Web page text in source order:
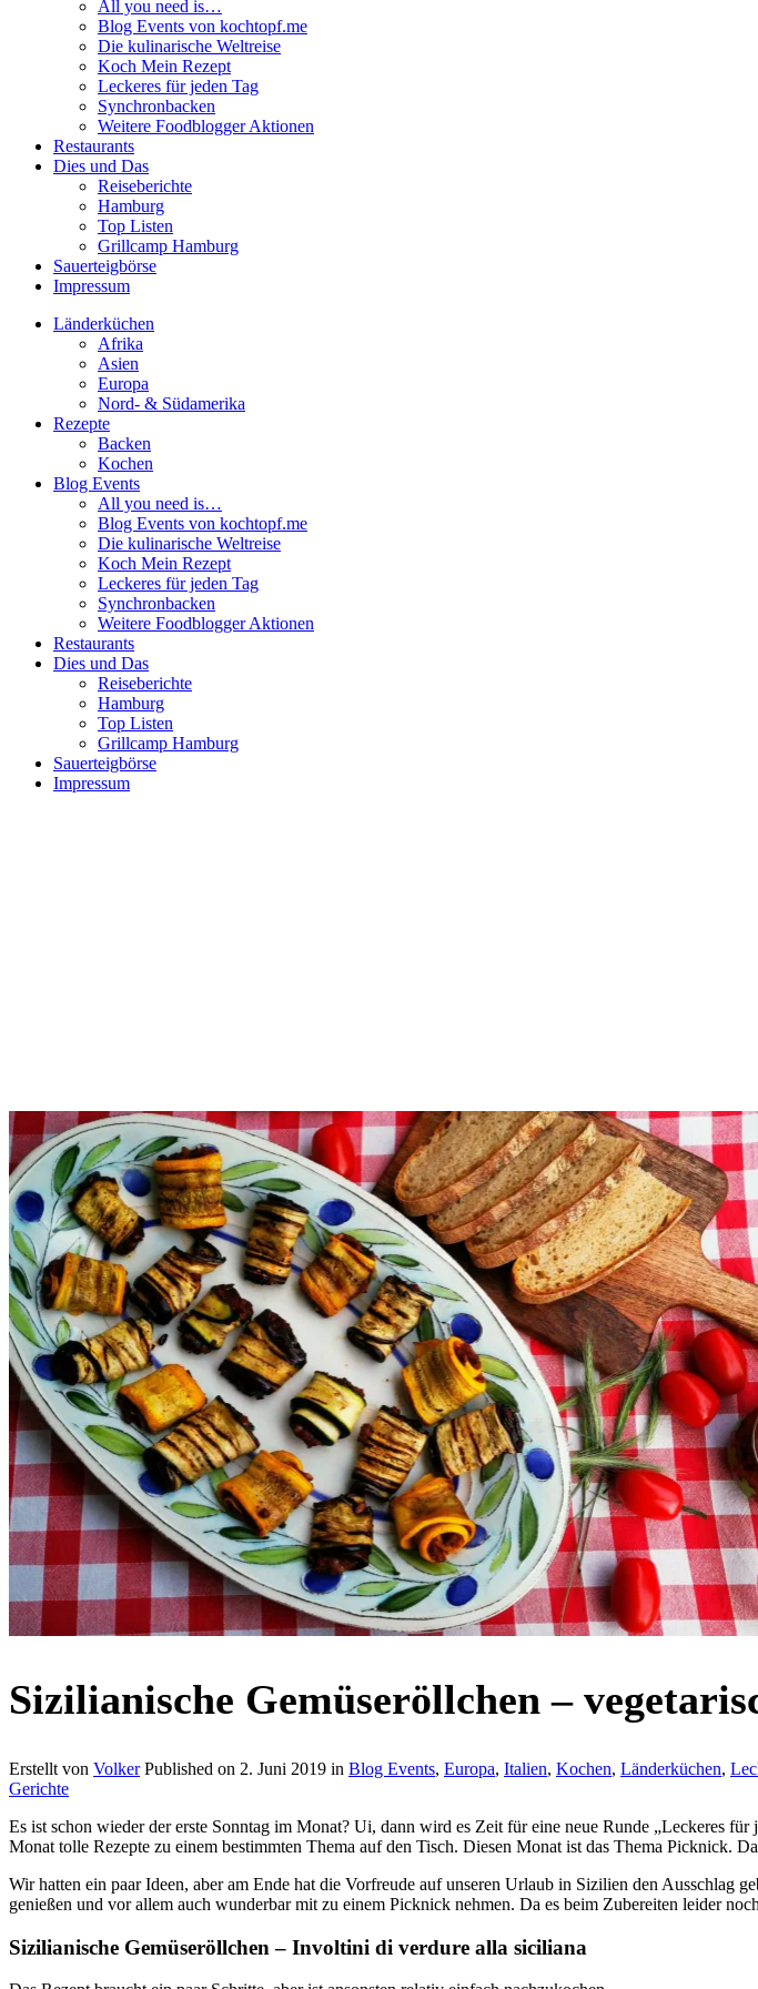
All you need is…
Blog Events von kochtopf.me
Die kulinarische Weltreise
Koch Mein Rezept
Leckeres für jeden Tag
Synchronbacken
Weitere Foodblogger Aktionen
Restaurants
Dies und Das
Reiseberichte
Hamburg
Top Listen
Grillcamp Hamburg
Sauerteigbörse
Impressum
Länderküchen
Afrika
Asien
Europa
Nord- & Südamerika
Rezepte
Backen
Kochen
Blog Events
All you need is…
Blog Events von kochtopf.me
Die kulinarische Weltreise
Koch Mein Rezept
Leckeres für jeden Tag
Synchronbacken
Weitere Foodblogger Aktionen
Restaurants
Dies und Das
Reiseberichte
Hamburg
Top Listen
Grillcamp Hamburg
Sauerteigbörse
Impressum
Sizilianische Gemüseröllchen –
Erstellt von Volker Published on 2. Juni 2019 in Blog Events, Europa, Italien, Kochen, Länderküchen,
Gerichte
Es ist schon wieder der erste Sonntag im Monat? Ui, dann wird es Zeit für eine neue Runde „Leckeres
Monat tolle Rezepte zu einem bestimmten Thema auf den Tisch. Diesen Monat ist das Thema Picknick.
Wir hatten ein paar Ideen, aber am Ende hat die Vorfreude auf unseren Urlaub in Sizilien den Ausschlag
genießen und vor allem auch wunderbar mit zu einem Picknick nehmen. Da es beim Zubereiten leider
Sizilianische Gemüseröllchen – Involtini di verdure alla siciliana